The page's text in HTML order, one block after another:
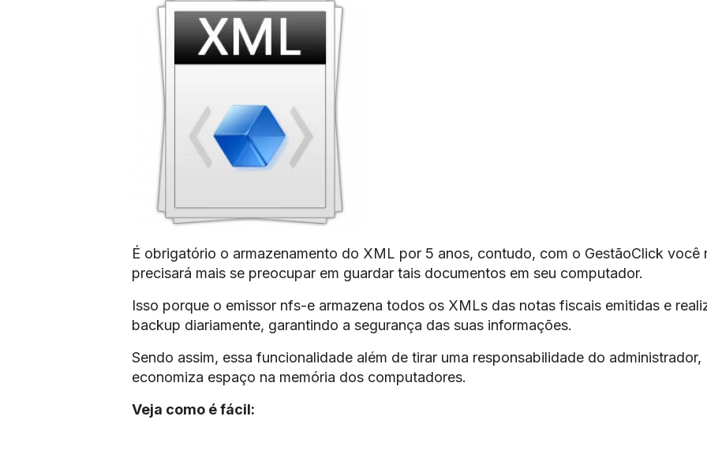
É obrigatório o armazenamento do XML por 5 anos, contudo, com o GestãoClick você
precisará mais se preocupar em guardar tais documentos em seu computador.
Isso porque o emissor nfs-e armazena todos os XMLs das notas fiscais emitidas e
backup diariamente, garantindo a segurança das suas informações.
Sendo assim, essa funcionalidade além de tirar uma responsabilidade do administrador,
economiza espaço na memória dos computadores.
Veja como é fácil: